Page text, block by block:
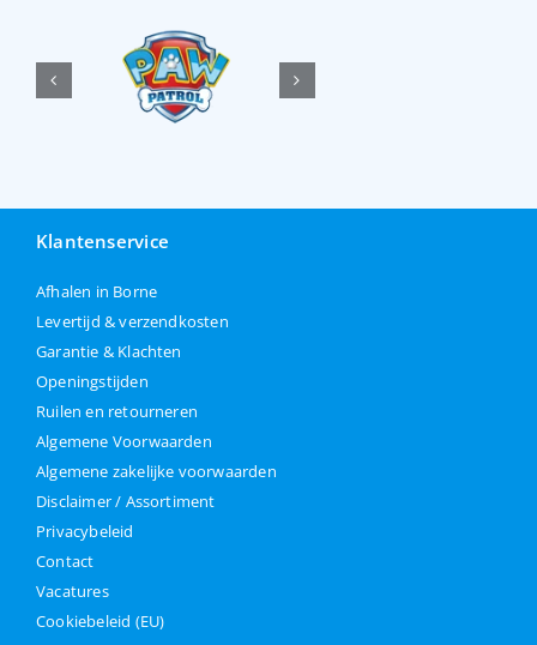
Klantenservice
Afhalen in Borne
Levertijd & verzendkosten
Garantie & Klachten
Openingstijden
Ruilen en retourneren
Algemene Voorwaarden
Algemene zakelijke voorwaarden
Disclaimer / Assortiment
Privacybeleid
Contact
Vacatures
Cookiebeleid (EU)